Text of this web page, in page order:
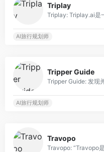
Triplay
AI旅行规划师
Tripper Guide
AI旅行规划师
Travopo